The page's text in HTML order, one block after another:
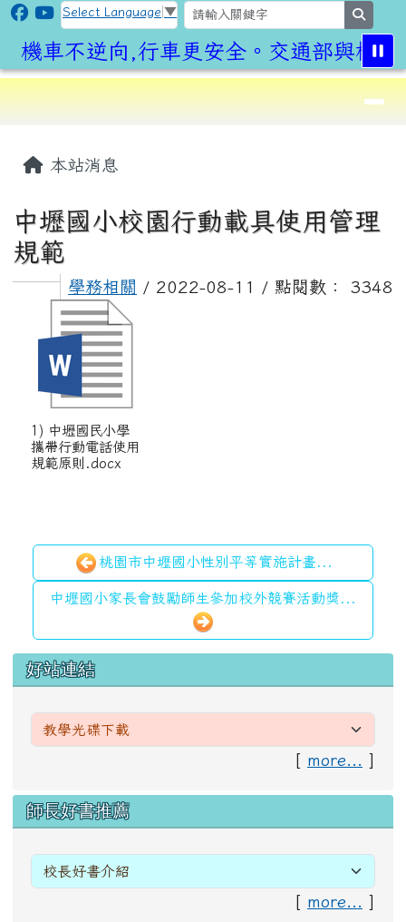
跳至主內容區
CLPS Site
Select Language ▼
機車不逆向,行車更安全。交通部與桃園
⏸
導覽列
本站消息
中壢國小校園行動載具使用管理
規範
學務相關 / 2022-08-11 / 點閱數： 3348
1) 中壢國民小學
攜帶行動電話使用
規範原則.docx
桃園市中壢國小性別平等實施計畫...
中壢國小家長會鼓勵師生參加校外競賽活動獎...
左邊區域內容
好站連結
[ more... ]
右邊區域內容
師長好書推薦
[ more... ]